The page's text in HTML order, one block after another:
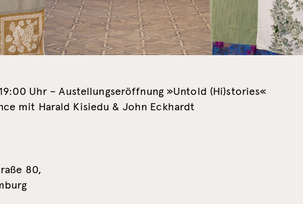
19:00 Uhr – Austellungseröffnung »Untold (Hi)stories«
mit Harald Kisiedu & John Eckhardt
80,